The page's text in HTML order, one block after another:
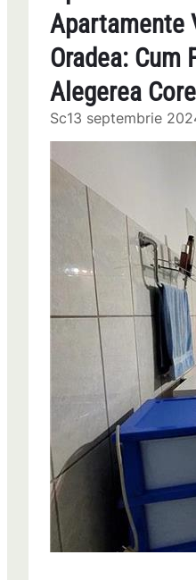
Apartamente
Oradea: Cum
Alegerea
Sc13 septembrie